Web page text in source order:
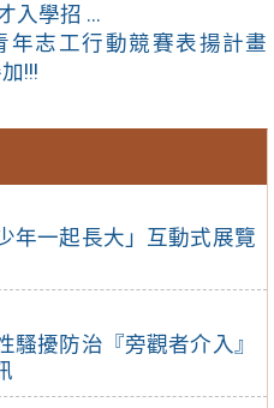
年一起長大」互動式展覽
擾防治『旁觀者介入』
入學招 ...
年志工行動競賽表揚計畫
!!!